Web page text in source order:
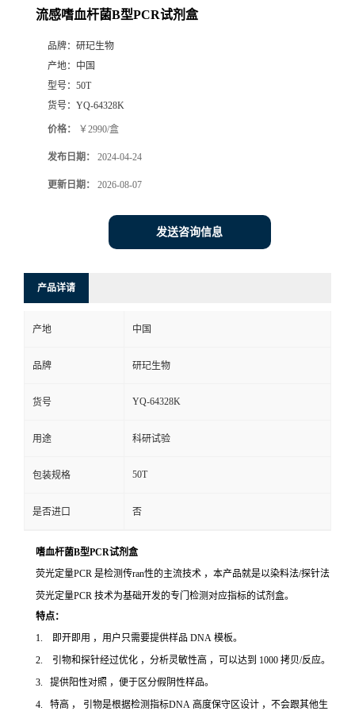
流感嗜血杆菌B型PCR试剂盒
品牌： 研玘生物
产地： 中国
型号： 50T
货号： YQ-64328K
价格： ￥2990/盒
发布日期： 2024-04-24
更新日期： 2026-08-07
发送咨询信息
产品详请
产地 中国
品牌 研玘生物
货号 YQ-64328K
用途 科研试验
包装规格 50T
是否进口 否
嗜血杆菌B型PCR试剂盒
荧光定量PCR 是检测传ran性的主流技术 ，本产品就是以染料法/探针法
荧光定量PCR 技术为基础开发的专门检测对应指标的试剂盒。
特点：
1. 即开即用 ，用户只需要提供样品 DNA 模板。
2. 引物和探针经过优化 ，分析灵敏性高 ，可以达到 1000 拷贝/反应。
3. 提供阳性对照 ，便于区分假阴性样品。
4. 特高 ， 引物是根据检测指标DNA 高度保守区设计 ，不会跟其他生